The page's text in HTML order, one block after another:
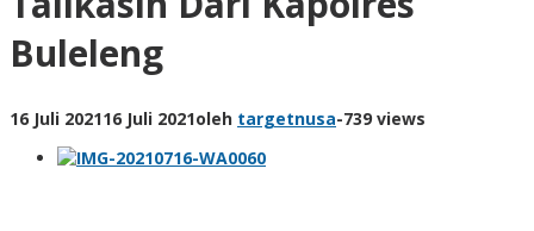
Buleleng
16 Juli 202116 Juli 2021oleh targetnusa-739 views